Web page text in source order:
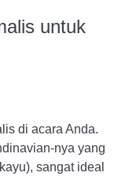
untuk
di acara Anda.
nya yang
sangat ideal